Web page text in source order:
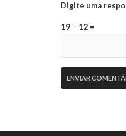
Digite uma
19 − 12 =